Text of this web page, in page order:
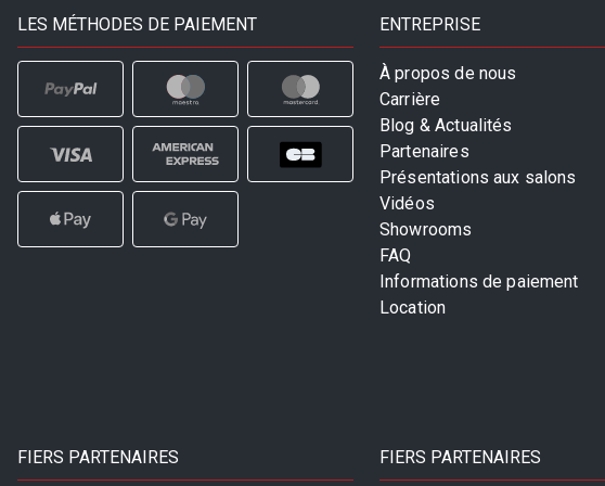
LES MÉTHODES DE PAIEMENT ENTREPRISE
À propos de nous
Carrière
Blog & Actualités
Partenaires
Présentations aux salons
Vidéos
Showrooms
FAQ
Informations de paiement
Location
FIERS PARTENAIRES FIERS PARTENAIRES